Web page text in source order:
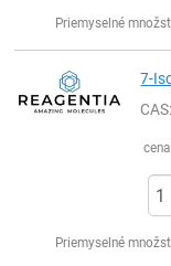
Priemyselné
7-
CAS:
Priemyselné